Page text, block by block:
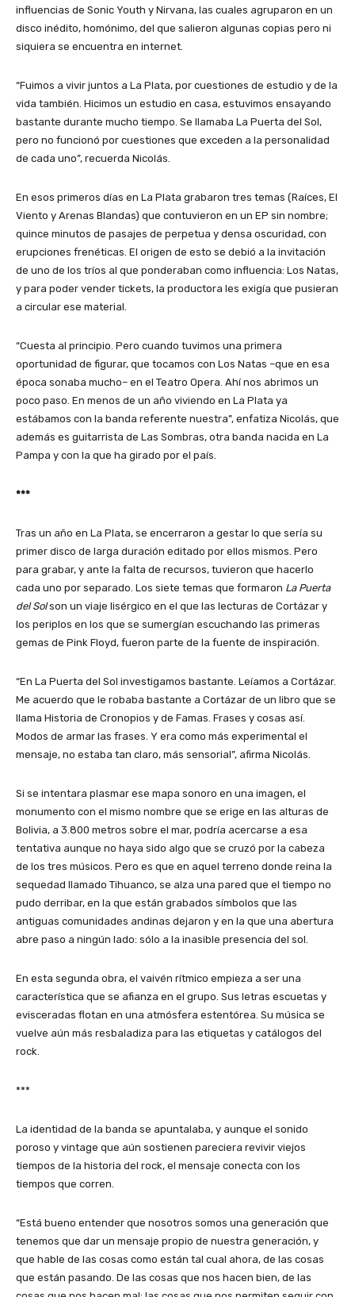
influencias de Sonic Youth y Nirvana, las cuales agruparon en un
disco inédito, homónimo, del que salieron algunas copias pero ni
siquiera se encuentra en internet.
“Fuimos a vivir juntos a La Plata, por cuestiones de estudio y de la
vida también. Hicimos un estudio en casa, estuvimos ensayando
bastante durante mucho tiempo. Se llamaba La Puerta del Sol,
pero no funcionó por cuestiones que exceden a la personalidad
de cada uno”, recuerda Nicolás.
En esos primeros días en La Plata grabaron tres temas (Raíces, El
Viento y Arenas Blandas) que contuvieron en un EP sin nombre;
quince minutos de pasajes de perpetua y densa oscuridad, con
erupciones frenéticas. El origen de esto se debió a la invitación
de uno de los tríos al que ponderaban como influencia: Los Natas,
y para poder vender tickets, la productora les exigía que pusieran
a circular ese material.
“Cuesta al principio. Pero cuando tuvimos una primera
oportunidad de figurar, que tocamos con Los Natas –que en esa
época sonaba mucho– en el Teatro Opera. Ahí nos abrimos un
poco paso. En menos de un año viviendo en La Plata ya
estábamos con la banda referente nuestra”, enfatiza Nicolás, que
además es guitarrista de Las Sombras, otra banda nacida en La
Pampa y con la que ha girado por el país.
***
Tras un año en La Plata, se encerraron a gestar lo que sería su
primer disco de larga duración editado por ellos mismos. Pero
para grabar, y ante la falta de recursos, tuvieron que hacerlo
cada uno por separado. Los siete temas que formaron La Puerta
del Solson un viaje lisérgico en el que las lecturas de Cortázar y
los periplos en los que se sumergían escuchando las primeras
gemas de Pink Floyd, fueron parte de la fuente de inspiración.
“En La Puerta del Sol investigamos bastante. Leíamos a Cortázar.
Me acuerdo que le robaba bastante a Cortázar de un libro que se
llama Historia de Cronopios y de Famas. Frases y cosas así.
Modos de armar las frases. Y era como más experimental el
mensaje, no estaba tan claro, más sensorial”, afirma Nicolás.
Si se intentara plasmar ese mapa sonoro en una imagen, el
monumento con el mismo nombre que se erige en las alturas de
Bolivia, a 3.800 metros sobre el mar, podría acercarse a esa
tentativa aunque no haya sido algo que se cruzó por la cabeza
de los tres músicos. Pero es que en aquel terreno donde reina la
sequedad llamado Tihuanco, se alza una pared que el tiempo no
pudo derribar, en la que están grabados símbolos que las
antiguas comunidades andinas dejaron y en la que una abertura
abre paso a ningún lado: sólo a la inasible presencia del sol.
En esta segunda obra, el vaivén rítmico empieza a ser una
característica que se afianza en el grupo. Sus letras escuetas y
evisceradas flotan en una atmósfera estentórea. Su música se
vuelve aún más resbaladiza para las etiquetas y catálogos del
rock.
***
La identidad de la banda se apuntalaba, y aunque el sonido
poroso y vintage que aún sostienen pareciera revivir viejos
tiempos de la historia del rock, el mensaje conecta con los
tiempos que corren.
“Está bueno entender que nosotros somos una generación que
tenemos que dar un mensaje propio de nuestra generación, y
que hable de las cosas como están tal cual ahora, de las cosas
que están pasando. De las cosas que nos hacen bien, de las